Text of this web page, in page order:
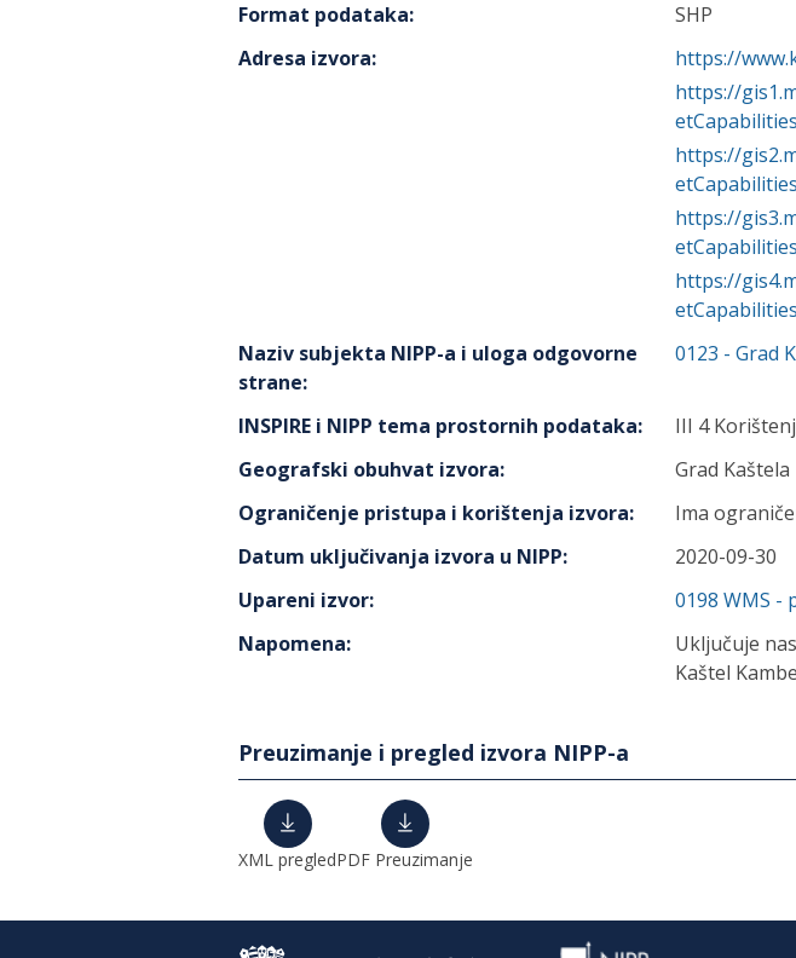
Format podataka:
SHP
Adresa izvora:
https://
https://
https://
https://
https://
Naziv subjekta NIPP-a i uloga odgovorne
strane:
0123 - Grad
INSPIRE i NIPP tema prostornih podataka:
III 4
Geografski obuhvat izvora:
Grad Kaštela
Ograničenje pristupa i korištenja izvora:
Ima
Datum uključivanja izvora u NIPP:
2020-09-30
Upareni izvor: 0198 WMS -
Napomena:
Uključuje
Kaštel
Preuzimanje i pregled izvora NIPP-a
XML pregledPDF Preuzimanje